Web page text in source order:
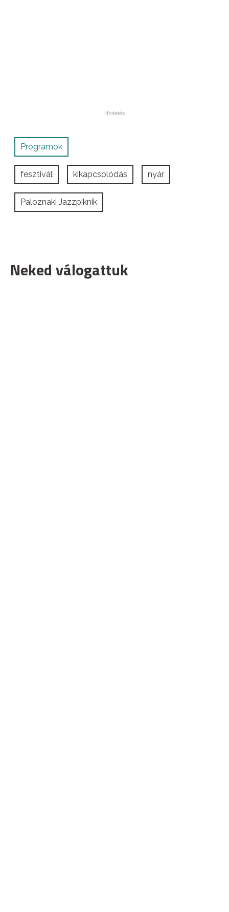
Programok
fesztivál kikapcsolódás nyár
Paloznaki Jazzpiknik
Neked válogattuk